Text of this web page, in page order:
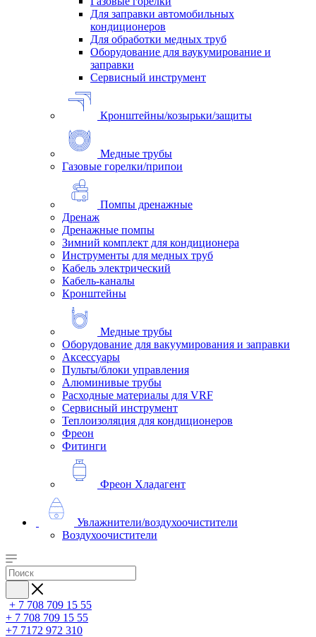
Для заправки автомобильных
кондиционеров
Для обработки медных труб
Оборудование для ваукумирование и
заправки
Сервисный инструмент
Кронштейны/козырьки/защиты
Медные трубы
Газовые горелки/припои
Помпы дренажные
Дренаж
Дренажные помпы
Зимний комплект для кондиционера
Инструменты для медных труб
Кабель электрический
Кабель-каналы
Кронштейны
Медные трубы
Оборудование для вакуумирования и заправки
Аксессуары
Пульты/блоки управления
Алюминивые трубы
Расходные материалы для VRF
Сервисный инструмент
Теплоизоляция для кондиционеров
Фреон
Фитинги
Фреон Хладагент
Увлажнители/воздухоочистители
Воздухоочистители
+ 7 708 709 15 55
+ 7 708 709 15 55
+7 7172 972 310